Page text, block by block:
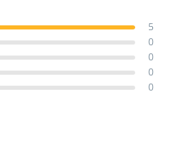
5
0
0
0
0